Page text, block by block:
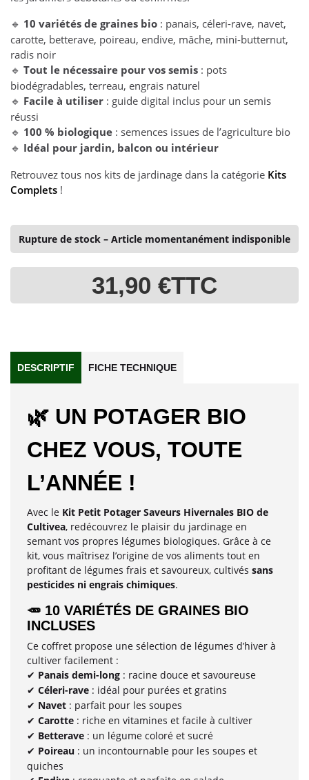
🔹 10 variétés de graines bio : panais, céleri-rave, navet,
carotte, betterave, poireau, endive, mâche, mini-butternut,
radis noir
🔹 Tout le nécessaire pour vos semis : pots
biodégradables, terreau, engrais naturel
🔹 Facile à utiliser : guide digital inclus pour un semis
réussi
🔹 100 % biologique : semences issues de l’agriculture bio
🔹 Idéal pour jardin, balcon ou intérieur
Retrouvez tous nos kits de jardinage dans la catégorie Kits
Complets !
Rupture de stock – Article momentanément indisponible
31,90 €TTC
DESCRIPTIF FICHE TECHNIQUE
🌿 UN POTAGER BIO
CHEZ VOUS, TOUTE
L’ANNÉE !
Avec le Kit Petit Potager Saveurs Hivernales BIO de
Cultivea, redécouvrez le plaisir du jardinage en
semant vos propres légumes biologiques. Grâce à ce
kit, vous maîtrisez l’origine de vos aliments tout en
profitant de légumes frais et savoureux, cultivés sans
pesticides ni engrais chimiques.
🥕 10 VARIÉTÉS DE GRAINES BIO
INCLUSES
Ce coffret propose une sélection de légumes d’hiver à
cultiver facilement :
✔ Panais demi-long : racine douce et savoureuse
✔ Céleri-rave : idéal pour purées et gratins
✔ Navet : parfait pour les soupes
✔ Carotte : riche en vitamines et facile à cultiver
✔ Betterave : un légume coloré et sucré
✔ Poireau : un incontournable pour les soupes et
quiches